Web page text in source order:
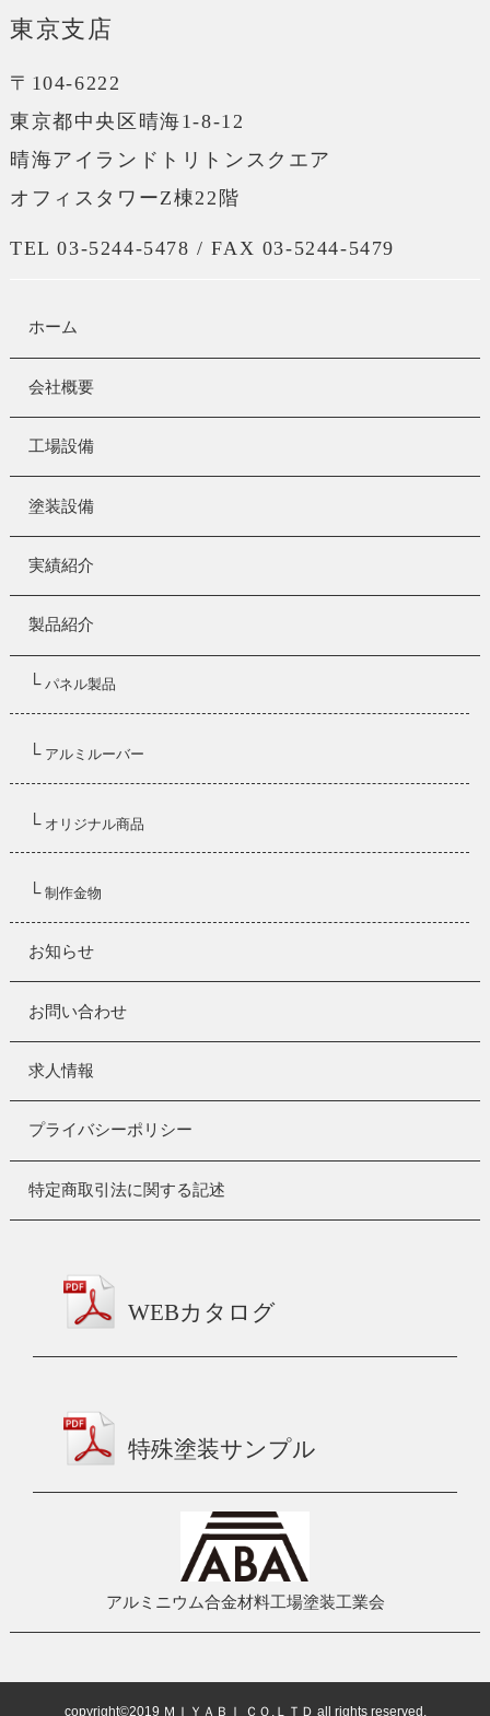
東京支店
〒104-6222
東京都中央区晴海1-8-12
晴海アイランドトリトンスクエア
オフィスタワーZ棟22階
TEL 03-5244-5478 / FAX 03-5244-5479
ホーム
会社概要
工場設備
塗装設備
実績紹介
製品紹介
└ パネル製品
└ アルミルーバー
└ オリジナル商品
└ 制作金物
お知らせ
お問い合わせ
求人情報
プライバシーポリシー
特定商取引法に関する記述
WEBカタログ
特殊塗装サンプル
アルミニウム合金材料工場塗装工業会
copyright©2019 ＭＩＹＡＢＩ ＣＯ,ＬＴＤ all rights reserved.